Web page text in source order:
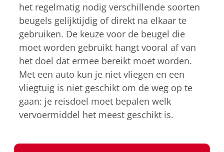
het regelmatig nodig verschillende soorten
beugels gelijktijdig of direkt na elkaar te
gebruiken. De keuze voor de beugel die
moet worden gebruikt hangt vooral af van
het doel dat ermee bereikt moet worden.
Met een auto kun je niet vliegen en een
vliegtuig is niet geschikt om de weg op te
gaan: je reisdoel moet bepalen welk
vervoermiddel het meest geschikt is.